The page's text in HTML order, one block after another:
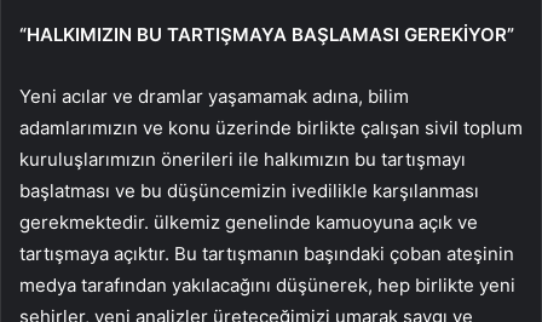
“HALKIMIZIN BU TARTIŞMAYA BAŞLAMASI GEREKİYOR”
Yeni acılar ve dramlar yaşamamak adına, bilim
adamlarımızın ve konu üzerinde birlikte çalışan sivil toplum
kuruluşlarımızın önerileri ile halkımızın bu tartışmayı
başlatması ve bu düşüncemizin ivedilikle karşılanması
gerekmektedir. ülkemiz genelinde kamuoyuna açık ve
tartışmaya açıktır. Bu tartışmanın başındaki çoban ateşinin
medya tarafından yakılacağını düşünerek, hep birlikte yeni
şehirler, yeni analizler üreteceğimizi umarak saygı ve